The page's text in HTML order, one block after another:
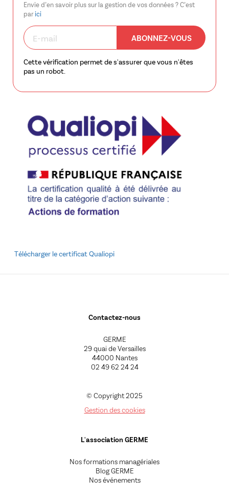
Envie d’en savoir plus sur la gestion de vos données ? C’est
parici
Cette vérification permet de s'assurer que vous n'êtes
pas un robot.
ABONNEZ-VOUS
Télécharger le certificat Qualiopi
Contactez-nous
GERME
29 quai de Versailles
44000 Nantes
02 49 62 24 24
© Copyright 2025
Gestion des cookies
L'association GERME
Nos formations managériales
Blog GERME
Nos événements